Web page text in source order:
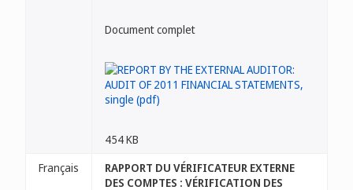
Document complet
454 KB
Français
RAPPORT DU VÉRIFICATEUR EXTERNE
DES COMPTES : VÉRIFICATION DES